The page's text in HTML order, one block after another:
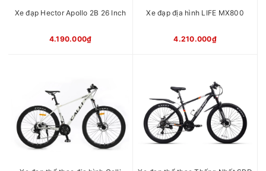
Màu sắc
Xanh lục Đen, Ghi Đen Cam,
Xe đạp Hector Apollo 2B 26 Inch
4.190.000₫
Xe đạp địa hình LIFE MX800
4.210.000₫